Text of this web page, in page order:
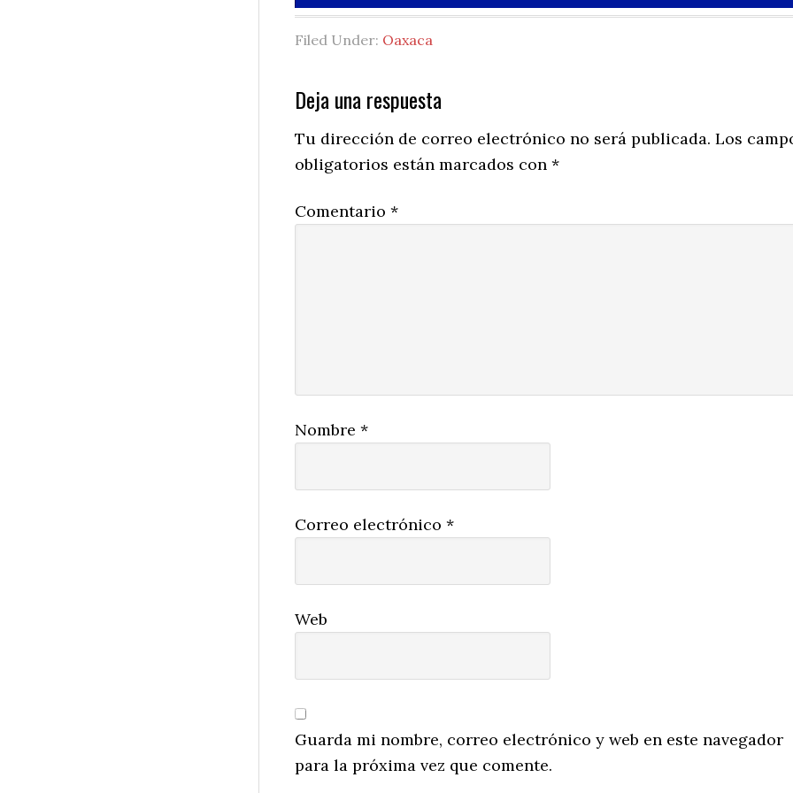
Filed Under: Oaxaca
Reader
Interactions
Deja una respuesta
Tu dirección de correo electrónico no será publicada. Los
obligatorios están marcados con *
Comentario *
Nombre *
Correo electrónico *
Web
Guarda mi nombre, correo electrónico y web en este navegador
para la próxima vez que comente.